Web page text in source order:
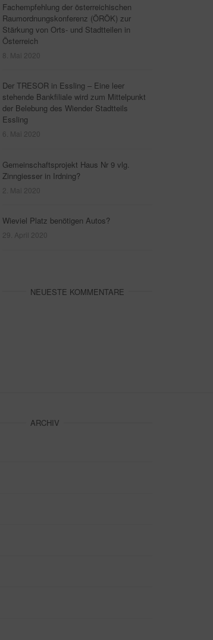
Fachempfehlung der österreichischen
Raumordnungskonferenz (ÖRÖK) zur
Stärkung von Orts- und Stadtteilen in
Österreich
8. Mai 2020
Der TRESOR in Essling – Eine leer
stehende Bankfiliale wird zum Mittelpunkt
der Belebung des Wiender Stadtteils
Essling
6. Mai 2020
Gemeinschaftsprojekt Haus Nr 9 vlg.
Zinngiesser in Irdning?
2. Mai 2020
Wieviel Platz benötigen Autos?
29. April 2020
NEUESTE KOMMENTARE
ARCHIV